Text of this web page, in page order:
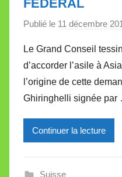
FÉDÉRAL
Publié le 11 décembre
Le Grand Conseil
d’accorder l’asile à
l’origine de cette
Ghiringhelli signée
Continuer la lecture
Suisse